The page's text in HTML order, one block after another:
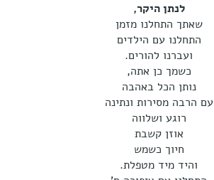
לנתן היקר,
שאתך התחלנו מזמן
התחלנו עם הילדים
ועברנו להורים.
כשמך כן אתה,
נותן הכל באהבה
עם הרבה מסירות ונתינה
רוגע ושלווה
אוזן קשבת
חיוך כשמש
והיד מיד מטפלת.